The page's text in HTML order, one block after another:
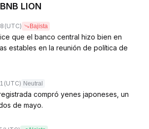
LION
(UTC) Bajista
que el banco central hizo bien en
estables en la reunión de política de
(UTC) Neutral
compró yenes japoneses, un
de mayo.